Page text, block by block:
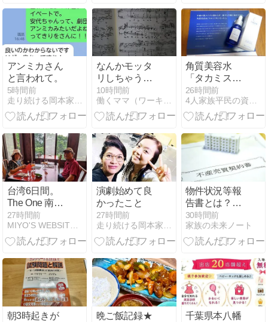
ヨモギの薬湯
と北麓草水
（2026年6月
30日/2日め）
アンミカさん
と言われて。
5時間前
走り続ける岡本家〜泣いて笑って駆け抜けろ
なんかモッタ
リしちゃうの
よね～
10時間前
働くママ（ワーキングマザー）のためのサバイバル作戦 -
角質美容水
「タカミスキ
ンピール」
26時間前
4人家族平民の資産運用
台湾6日間。
The One 南園
人文客棧に魅
かれて 26 - 同
心樓で晩ごは
でレコード音
楽会①（2026
年6月30日/2日
め）
27時間前
MIYO'S WEBSITE-全盲難聴のんたんの育児記録と…
演劇始めて良
かったこと
27時間前
走り続ける岡本家〜泣いて笑って駆け抜けろ
物件状況等報
告書とは？中
古マンション
売却で実際に
記入した内容
30時間前
家族の未来ノート
朝3時起きが
晩ご飯記録★
千葉県本八幡